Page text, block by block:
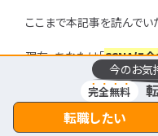
今のお気
完全無料
転職したい
ここまで本記事を読んでい
現在、あなたは「CCNAに
」と不安に思って
せっかく資格の勉強をす